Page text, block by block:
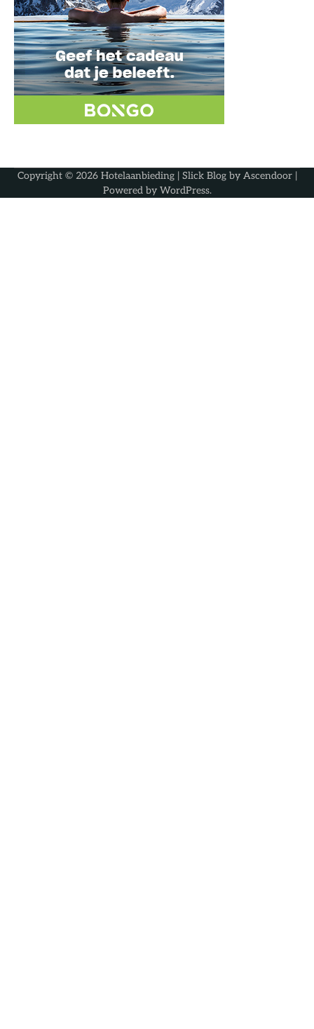
Copyright © 2026 Hotelaanbieding| Slick Blog by Ascendoor|
Powered by WordPress.